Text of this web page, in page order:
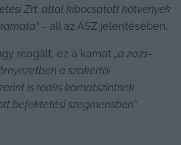
Zrt. által kibocsátott kötvények
– áll az ÁSZ jelentésében.
reagált, ez a kamat „a 2021–
a szakértői
is reális kamatszintnek
befektetési szegmensben”.